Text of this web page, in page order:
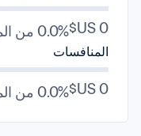
0.0% من المبالغ المخصّصة
المنافسات
0.0% من المبالغ المخصّصة